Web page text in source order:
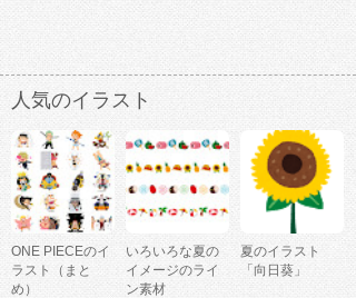
人気のイラスト
ONE PIECEのイ
ラスト（まと
め）
いろいろな夏の
イメージのライ
ン素材
夏のイラスト
「向日葵」